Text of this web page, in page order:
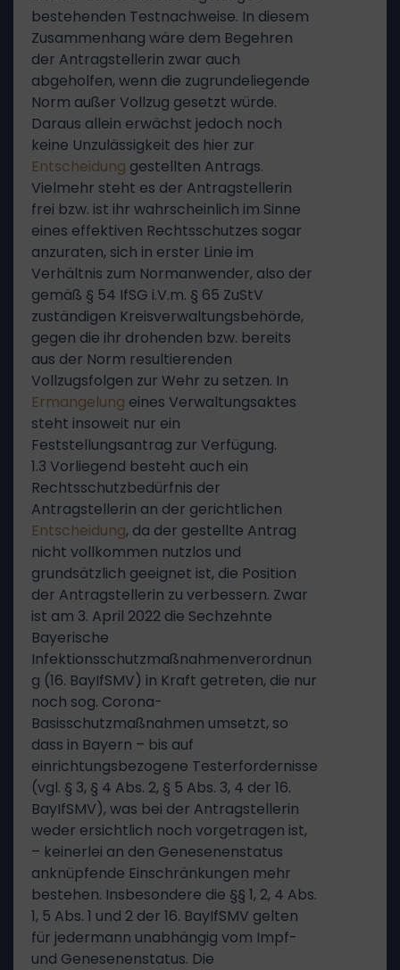
bestehenden Testnachweise. In diesem
Zusammenhang wäre dem Begehren
der Antragstellerin zwar auch
abgeholfen, wenn die zugrundeliegende
Norm außer Vollzug gesetzt würde.
Daraus allein erwächst jedoch noch
keine Unzulässigkeit des hier zur
Entscheidung gestellten Antrags.
Vielmehr steht es der Antragstellerin
frei bzw. ist ihr wahrscheinlich im Sinne
eines effektiven Rechtsschutzes sogar
anzuraten, sich in erster Linie im
Verhältnis zum Normanwender, also der
gemäß § 54 IfSG i.V.m. § 65 ZuStV
zuständigen Kreisverwaltungsbehörde,
gegen die ihr drohenden bzw. bereits
aus der Norm resultierenden
Vollzugsfolgen zur Wehr zu setzen. In
Ermangelung eines Verwaltungsaktes
steht insoweit nur ein
Feststellungsantrag zur Verfügung.
1.3 Vorliegend besteht auch ein
Rechtsschutzbedürfnis der
Antragstellerin an der gerichtlichen
Entscheidung, da der gestellte Antrag
nicht vollkommen nutzlos und
grundsätzlich geeignet ist, die Position
der Antragstellerin zu verbessern. Zwar
ist am 3. April 2022 die Sechzehnte
Bayerische
Infektionsschutzmaßnahmenverordnun
g (16. BayIfSMV) in Kraft getreten, die nur
noch sog. Corona-
Basisschutzmaßnahmen umsetzt, so
dass in Bayern – bis auf
einrichtungsbezogene Testerfordernisse
(vgl. § 3, § 4 Abs. 2, § 5 Abs. 3, 4 der 16.
BayIfSMV), was bei der Antragstellerin
weder ersichtlich noch vorgetragen ist,
– keinerlei an den Genesenenstatus
anknüpfende Einschränkungen mehr
bestehen. Insbesondere die §§ 1, 2, 4 Abs.
1, 5 Abs. 1 und 2 der 16. BayIfSMV gelten
für jedermann unabhängig vom Impf-
und Genesenenstatus. Die